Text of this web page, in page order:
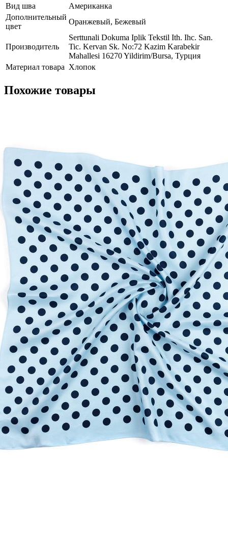
Вид шва
Американка
Дополнительный
цвет
Оранжевый, Бежевый
Производитель
Serttunali Dokuma Iplik Tekstil Ith. Ihc. San.
Tic. Kervan Sk. No:72 Kazim Karabekir
Mahallesi 16270 Yildirim/Bursa, Турция
Материал товара Хлопок
Похожие товары